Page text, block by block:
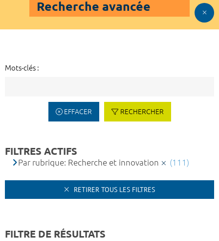
Recherche avancée
Mots-clés :
EFFACER RECHERCHER
FILTRES ACTIFS
Par rubrique: Recherche et innovation (111)
RETIRER TOUS LES FILTRES
FILTRE DE RÉSULTATS